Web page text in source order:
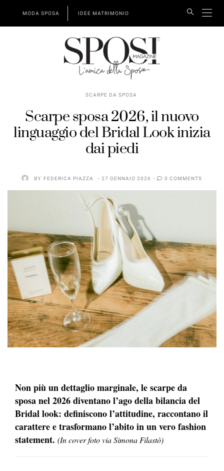
MODA SPOSA IDEE MATRIMONIO
SCARPE DA SPOSA
Scarpe sposa 2026, il nuovo
linguaggio del Bridal Look inizia
dai piedi
BY FEDERICA PIAZZA 27 GENNAIO 2026 0 COMMENTS
Non più un dettaglio marginale, le scarpe da
sposa nel 2026 diventano l’ago della bilancia del
Bridal look: definiscono l’attitudine, raccontano il
carattere e trasformano l’abito in un vero fashion
statement. (In cover foto via Simona Filastò)